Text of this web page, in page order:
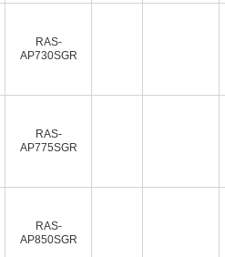
RAS-
AP730SGR
RAS-
AP775SGR
RAS-
AP850SGR